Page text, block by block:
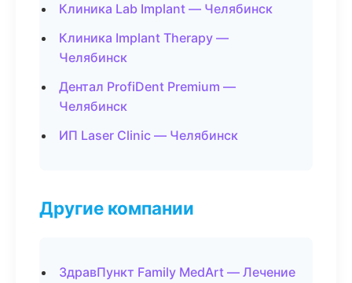
Клиника Lab Implant — Челябинск
Клиника Implant Therapy —
Челябинск
Дентал ProfiDent Premium —
Челябинск
ИП Laser Clinic — Челябинск
Другие компании
ЗдравПункт Family MedArt — Лечение